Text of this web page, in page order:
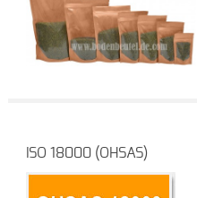
ISO 18000 (OHSAS)